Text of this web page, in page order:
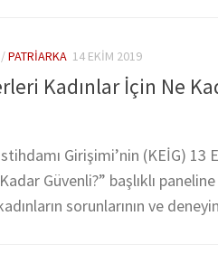
/PATRIARKA 14 EKIM 2019
Kadınlar İçin Ne
Girişimi’nin (KEİG)
Güvenli?” başlıklı
sorunlarının ve